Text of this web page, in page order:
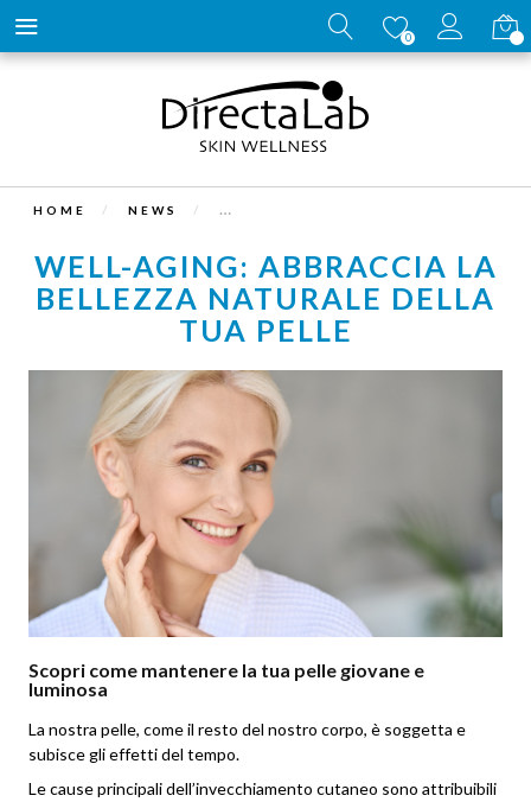
0
HOME NEWS
WELL-AGING: ABBRACCIA LA
BELLEZZA NATURALE DELLA
TUA PELLE
Scopri come mantenere la tua pelle giovane e
luminosa
La nostra pelle, come il resto del nostro corpo, è soggetta e
subisce gli effetti del tempo.
Le cause principali dell’invecchiamento cutaneo sono attribuibili